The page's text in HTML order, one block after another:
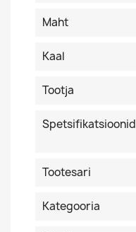
Maht
Kaal
Tootja
Spetsifikatsioonid
Tootesari
Kategooria